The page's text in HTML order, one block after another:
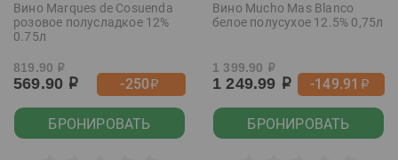
Вино Marques de Cosuenda
розовое полусладкое 12%
0.75л
819.90 р
569.90 р -250р
БРОНИРОВАТЬ
Вино Mucho Mas Blanco
белое полусухое 12.5% 0,75л
1 399.90 р
1 249.99 р -149.91 р
БРОНИРОВАТЬ